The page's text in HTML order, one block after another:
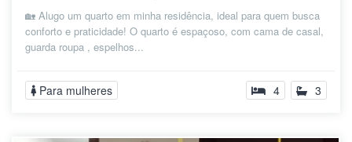
🏡 Alugo um quarto em minha residência, ideal para quem busca
conforto e praticidade! O quarto é espaçoso, com cama de casal,
guarda roupa , espelhos...
Para mulheres 4 3